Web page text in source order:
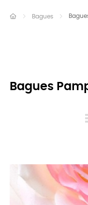
Bagues
Bagues